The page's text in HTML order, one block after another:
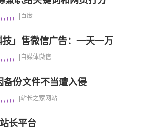
百度
」售微信广告：一天一万
自媒体微信
份文件不当遭入侵
|站长之家 网站
长平台